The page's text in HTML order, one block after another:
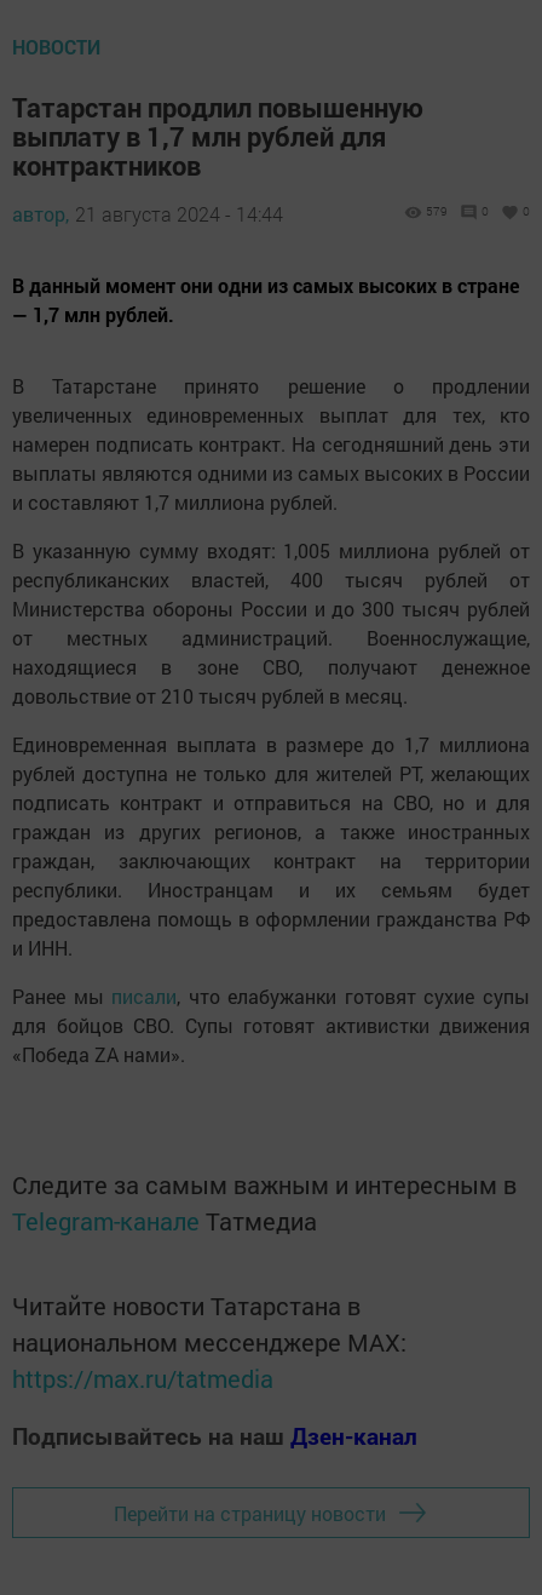
НОВОСТИ
Татарстан продлил повышенную
выплату в 1,7 млн рублей для
контрактников
автор, 21 августа 2024 - 14:44 579 0 0
В данный момент они одни из самых высоких в стране
— 1,7 млн рублей.
В Татарстане принято решение о продлении
увеличенных единовременных выплат для тех, кто
намерен подписать контракт. На сегодняшний день эти
выплаты являются одними из самых высоких в России
и составляют 1,7 миллиона рублей.
В указанную сумму входят: 1,005 миллиона рублей от
республиканских властей, 400 тысяч рублей от
Министерства обороны России и до 300 тысяч рублей
от местных администраций. Военнослужащие,
находящиеся в зоне СВО, получают денежное
довольствие от 210 тысяч рублей в месяц.
Единовременная выплата в размере до 1,7 миллиона
рублей доступна не только для жителей РТ, желающих
подписать контракт и отправиться на СВО, но и для
граждан из других регионов, а также иностранных
граждан, заключающих контракт на территории
республики. Иностранцам и их семьям будет
предоставлена помощь в оформлении гражданства РФ
и ИНН.
Ранее мы писали, что елабужанки готовят сухие супы
для бойцов СВО. Супы готовят активистки движения
«Победа ZA нами».
Следите за самым важным и интересным в
Telegram-канале Татмедиа
Читайте новости Татарстана в
национальном мессенджере MАХ:
https://max.ru/tatmedia
Подписывайтесь на наш Дзен-канал
Перейти на страницу новости